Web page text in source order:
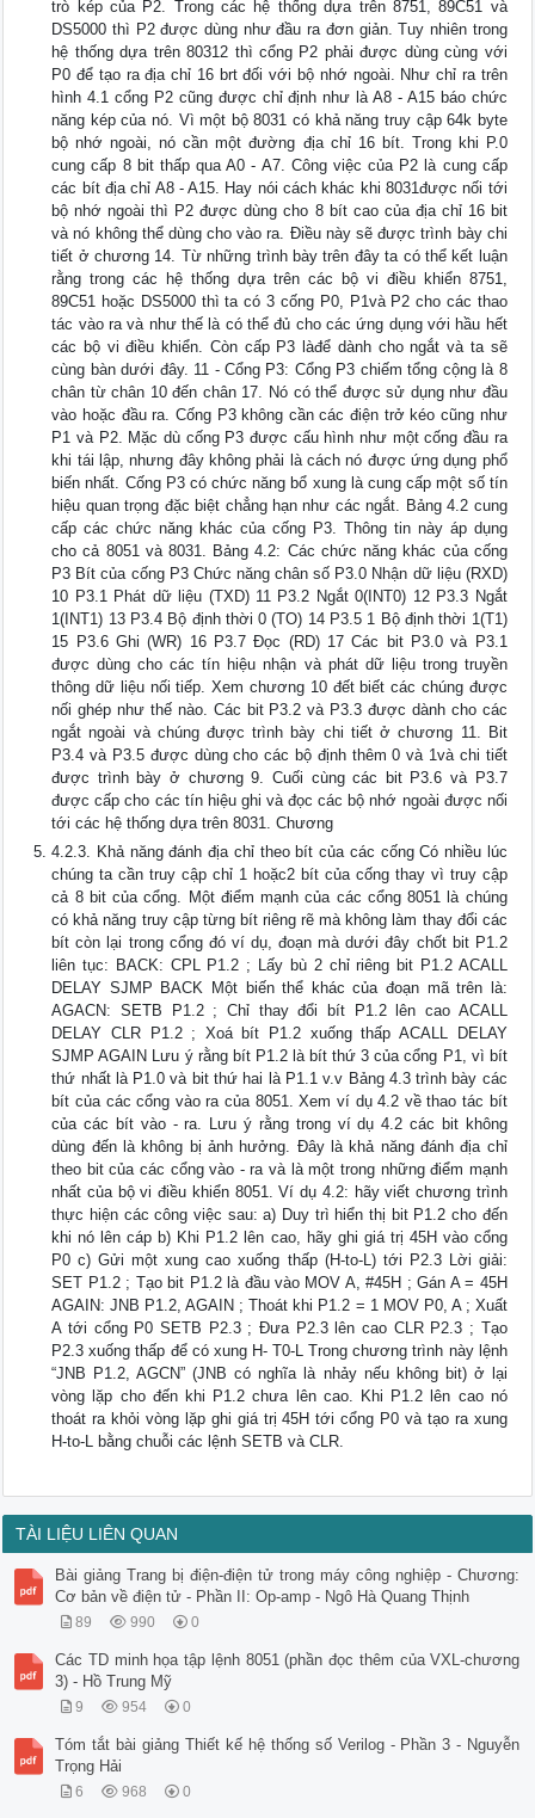
trò kép của P2. Trong các hệ thống dựa trên 8751, 89C51 và
DS5000 thì P2 được dùng như đầu ra đơn giản. Tuy nhiên trong
hệ thống dựa trên 80312 thì cổng P2 phải được dùng cùng với
P0 để tạo ra địa chỉ 16 brt đối với bộ nhớ ngoài. Như chỉ ra trên
hình 4.1 cổng P2 cũng được chỉ định như là A8 - A15 báo chức
năng kép của nó. Vì một bộ 8031 có khả năng truy cập 64k byte
bộ nhớ ngoài, nó cần một đường địa chỉ 16 bít. Trong khi P.0
cung cấp 8 bit thấp qua A0 - A7. Công việc của P2 là cung cấp
các bít địa chỉ A8 - A15. Hay nói cách khác khi 8031được nối tới
bộ nhớ ngoài thì P2 được dùng cho 8 bít cao của địa chỉ 16 bit
và nó không thể dùng cho vào ra. Điều này sẽ được trình bày chi
tiết ở chương 14. Từ những trình bày trên đây ta có thể kết luận
rằng trong các hệ thống dựa trên các bộ vi điều khiển 8751,
89C51 hoặc DS5000 thì ta có 3 cống P0, P1và P2 cho các thao
tác vào ra và như thế là có thể đủ cho các ứng dụng với hầu hết
các bộ vi điều khiển. Còn cấp P3 làđể dành cho ngắt và ta sẽ
cùng bàn dưới đây. 11 - Cổng P3: Cổng P3 chiếm tổng cộng là 8
chân từ chân 10 đến chân 17. Nó có thể được sử dụng như đầu
vào hoặc đầu ra. Cống P3 không cần các điện trở kéo cũng như
P1 và P2. Mặc dù cống P3 được cấu hình như một cống đầu ra
khi tái lập, nhưng đây không phải là cách nó được ứng dụng phổ
biến nhất. Cống P3 có chức năng bổ xung là cung cấp một số tín
hiệu quan trọng đặc biệt chẳng hạn như các ngắt. Bảng 4.2 cung
cấp các chức năng khác của cống P3. Thông tin này áp dụng
cho cả 8051 và 8031. Bảng 4.2: Các chức năng khác của cống
P3 Bít của cống P3 Chức năng chân số P3.0 Nhận dữ liệu (RXD)
10 P3.1 Phát dữ liệu (TXD) 11 P3.2 Ngắt 0(INT0) 12 P3.3 Ngắt
1(INT1) 13 P3.4 Bộ định thời 0 (TO) 14 P3.5 1 Bộ định thời 1(T1)
15 P3.6 Ghi (WR) 16 P3.7 Đọc (RD) 17 Các bit P3.0 và P3.1
được dùng cho các tín hiệu nhận và phát dữ liệu trong truyền
thông dữ liệu nối tiếp. Xem chương 10 đết biết các chúng được
nối ghép như thế nào. Các bit P3.2 và P3.3 được dành cho các
ngắt ngoài và chúng được trình bày chi tiết ở chương 11. Bit
P3.4 và P3.5 được dùng cho các bộ định thêm 0 và 1và chi tiết
được trình bày ở chương 9. Cuối cùng các bit P3.6 và P3.7
được cấp cho các tín hiệu ghi và đọc các bộ nhớ ngoài được nối
tới các hệ thống dựa trên 8031. Chương
4.2.3. Khả năng đánh địa chỉ theo bít của các cống Có nhiều lúc
chúng ta cần truy cập chỉ 1 hoặc2 bít của cống thay vì truy cập
cả 8 bit của cổng. Một điểm mạnh của các cổng 8051 là chúng
có khả năng truy cập từng bít riêng rẽ mà không làm thay đổi các
bít còn lại trong cổng đó ví dụ, đoạn mà dưới đây chốt bit P1.2
liên tục: BACK: CPL P1.2 ; Lấy bù 2 chỉ riêng bit P1.2 ACALL
DELAY SJMP BACK Một biến thể khác của đoạn mã trên là:
AGACN: SETB P1.2 ; Chỉ thay đổi bít P1.2 lên cao ACALL
DELAY CLR P1.2 ; Xoá bít P1.2 xuống thấp ACALL DELAY
SJMP AGAIN Lưu ý rằng bít P1.2 là bít thứ 3 của cổng P1, vì bít
thứ nhất là P1.0 và bit thứ hai là P1.1 v.v Bảng 4.3 trình bày các
bít của các cổng vào ra của 8051. Xem ví dụ 4.2 về thao tác bít
của các bít vào - ra. Lưu ý rằng trong ví dụ 4.2 các bit không
dùng đến là không bị ảnh hưởng. Đây là khả năng đánh địa chỉ
theo bit của các cổng vào - ra và là một trong những điểm mạnh
nhất của bộ vi điều khiển 8051. Ví dụ 4.2: hãy viết chương trình
thực hiện các công việc sau: a) Duy trì hiển thị bit P1.2 cho đến
khi nó lên cáp b) Khi P1.2 lên cao, hãy ghi giá trị 45H vào cổng
P0 c) Gửi một xung cao xuống thấp (H-to-L) tới P2.3 Lời giải:
SET P1.2 ; Tạo bit P1.2 là đầu vào MOV A, #45H ; Gán A = 45H
AGAIN: JNB P1.2, AGAIN ; Thoát khi P1.2 = 1 MOV P0, A ; Xuất
A tới cổng P0 SETB P2.3 ; Đưa P2.3 lên cao CLR P2.3 ; Tạo
P2.3 xuống thấp để có xung H- T0-L Trong chương trình này lệnh
“JNB P1.2, AGCN” (JNB có nghĩa là nhảy nếu không bit) ở lại
vòng lặp cho đến khi P1.2 chưa lên cao. Khi P1.2 lên cao nó
thoát ra khỏi vòng lặp ghi giá trị 45H tới cổng P0 và tạo ra xung
H-to-L bằng chuỗi các lệnh SETB và CLR.
TÀI LIỆU LIÊN QUAN
Bài giảng Trang bị điện-điện tử trong máy công nghiệp - Chương:
Cơ bản về điện tử - Phần II: Op-amp - Ngô Hà Quang Thịnh
89 990 0
Các TD minh họa tập lệnh 8051 (phần đọc thêm của VXL-chương
3) - Hồ Trung Mỹ
9 954 0
Tóm tắt bài giảng Thiết kế hệ thống số Verilog - Phần 3 - Nguyễn
Trọng Hải
6 968 0